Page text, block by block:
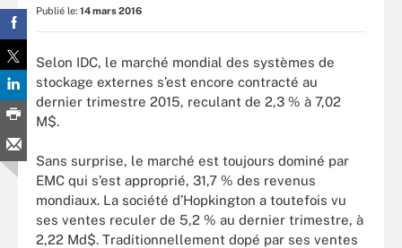
Publié le: 14 mars 2016
Selon IDC, le marché mondial des systèmes de
stockage externes s’est encore contracté au
dernier trimestre 2015, reculant de 2,3 % à 7,02
M$.
Sans surprise, le marché est toujours dominé par
EMC qui s’est approprié, 31,7 % des revenus
mondiaux. La société d’Hopkington a toutefois vu
ses ventes reculer de 5,2 % au dernier trimestre, à
2,22 Md$. Traditionnellement dopé par ses ventes